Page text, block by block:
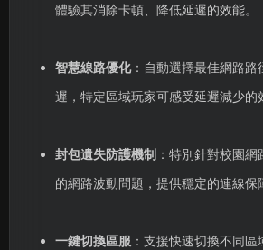
體驗其消除卡頓、降低延遲的效能。
智慧線路優化：自動選擇最佳網路路
遲，特定區域玩家可感受延遲減少的
封包遺失防護機制 ：特別針對校園
的網路波動問題，提供穩定的連線保
一鍵切換區服：支援快速切換不同區